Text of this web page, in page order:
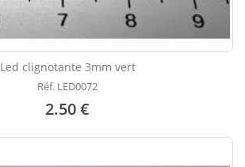
Led clignotante 3mm vert
Réf. LED0072
2.50 €